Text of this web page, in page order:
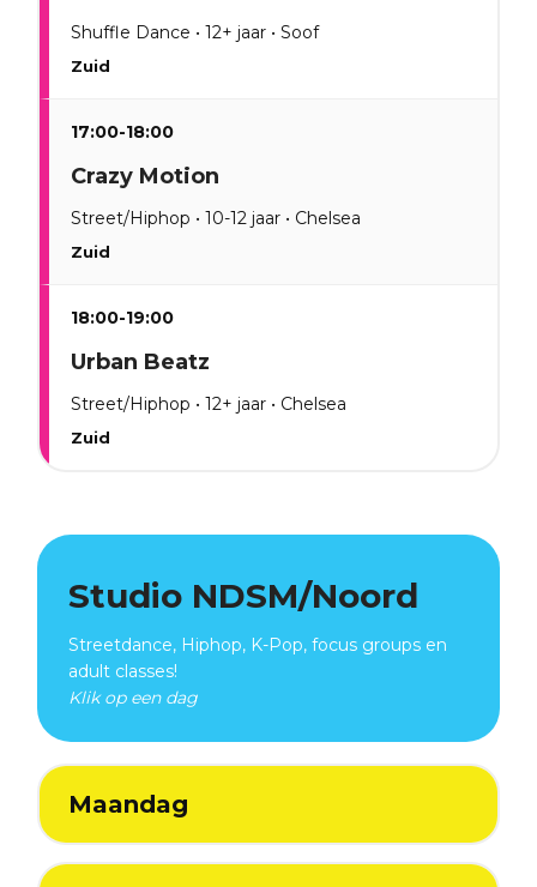
Shuffle Dance • 12+ jaar • Soof
Zuid
17:00-18:00
Crazy Motion
Street/Hiphop • 10-12 jaar • Chelsea
Zuid
18:00-19:00
Urban Beatz
Street/Hiphop • 12+ jaar • Chelsea
Zuid
Studio NDSM/Noord
Streetdance, Hiphop, K-Pop, focus groups en
adult classes!
Klik op een dag
Maandag